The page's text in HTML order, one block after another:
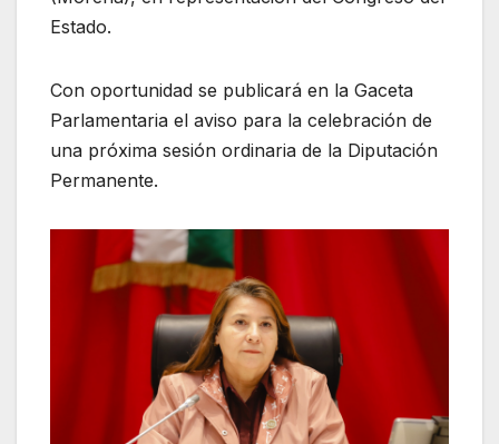
Estado.
Con oportunidad se publicará en la Gaceta
Parlamentaria el aviso para la celebración de
una próxima sesión ordinaria de la Diputación
Permanente.